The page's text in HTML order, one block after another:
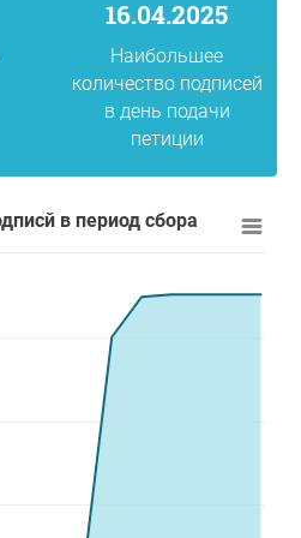
16.04.2025
Наибольшее
количество подписей
в день подачи
петиции
в период сбора